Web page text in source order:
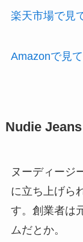
楽天市場で見
Amazonで見
Nudie
ヌーディージ
に立ち上げら
す。創業者は
ムだとか。